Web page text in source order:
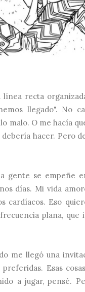
recta
llegado". No
malo. O me hacía
hacer. Pero
gente se empeñe
días. Mi vida
cardíacos. Eso
plana,
me llegó una
Esas
a jugar, pensé.